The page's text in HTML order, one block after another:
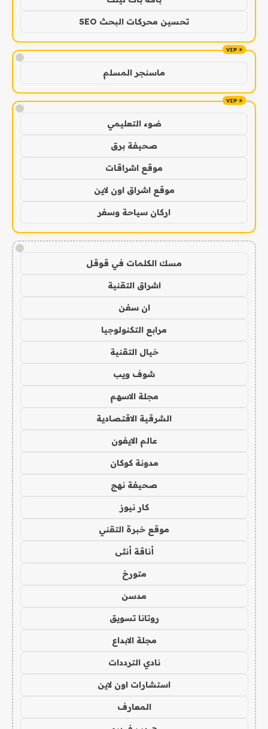
تحسين محركات البحث SEO
!
ماسنجر المسلم
!
ضوء التعليمي
صحيفة برق
موقع اشراقات
موقع اشراق اون لاين
اركان سياحة وسفر
!
مسك الكلمات في قوقل
اشراق التقنية
ان سفن
مرابع التكنولوجيا
خيال التقنية
شوف ويب
مجلة الاسهم
الشرقية الاقتصادية
عالم الايفون
مدونة كوكان
صحيفة نهج
كار نيوز
موقع خبرة التقني
أناقة أنثى
متورخ
مدسن
روتانا تسويق
مجلة الابداع
نادي الترددات
استشارات اون لاين
المعارف